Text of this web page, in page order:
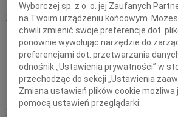
11.08.2009 KATOWICE
Marii Dąbrowskiej najgłębsze wyrazy współczucia z
powodu śmierci Mamy składają koleżanki i koledzy z
pracy
LECH SZECÓWKA 08.08.2009
Wyborczej sp. z o. o. jej Zaufanych
na Twoim urządzeniu końcowym.
chwili zmienić swoje preferencje dot.
ponownie wywołując narzędzie do
preferencjami dot. przetwarzania
odnośnik „Ustawienia prywatności” w
przechodząc do sekcji „Ustawienia
Zmiana ustawień plików cookie
pomocą ustawień przeglądarki.